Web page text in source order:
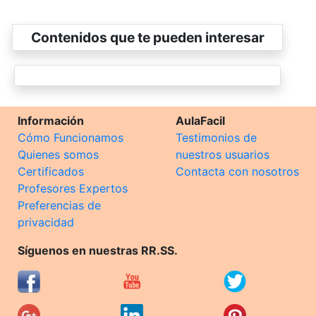
Contenidos que te pueden interesar
Información
Cómo Funcionamos
Quienes somos
Certificados
Profesores Expertos
Preferencias de
privacidad
AulaFacil
Testimonios de
nuestros usuarios
Contacta con nosotros
Síguenos en nuestras RR.SS.